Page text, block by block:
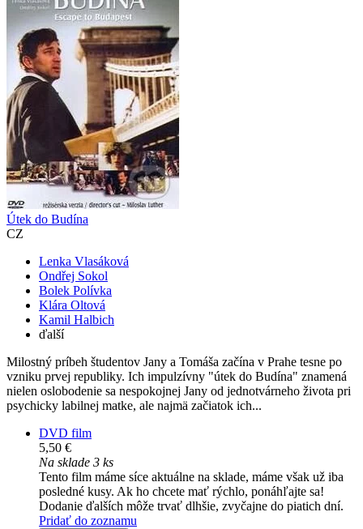
Útek do Budína
CZ
Lenka Vlasáková
Ondřej Sokol
Bolek Polívka
Klára Oltová
Kamil Halbich
ďalší
Milostný príbeh študentov Jany a Tomáša začína v Prahe tesne po
vzniku prvej republiky. Ich impulzívny "útek do Budína" znamená
nielen oslobodenie sa nespokojnej Jany od jednotvárneho života pri
psychicky labilnej matke, ale najmä začiatok ich...
DVD film
5,50 €
Na sklade 3 ks
Tento film máme síce aktuálne na sklade, máme však už iba
posledné kusy. Ak ho chcete mať rýchlo, ponáhľajte sa!
Dodanie ďalších môže trvať dlhšie, zvyčajne do piatich dní.
Pridať do zoznamu